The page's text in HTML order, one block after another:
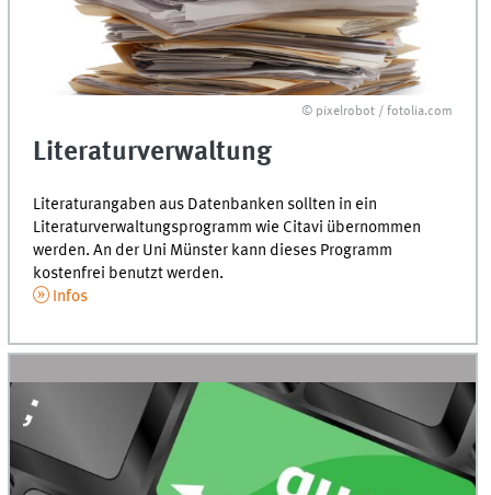
© pixelrobot / fotolia.com
Literaturverwaltung
Literaturangaben aus Datenbanken sollten in ein
Literaturverwaltungsprogramm wie Citavi übernommen
werden. An der Uni Münster kann dieses Programm
kostenfrei benutzt werden.
Infos